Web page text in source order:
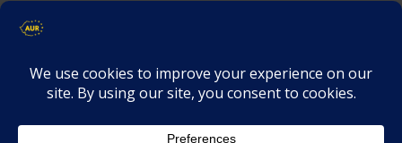
VINO ALĂTURI DE NOI
Descarcă aplicația Platforma AUR